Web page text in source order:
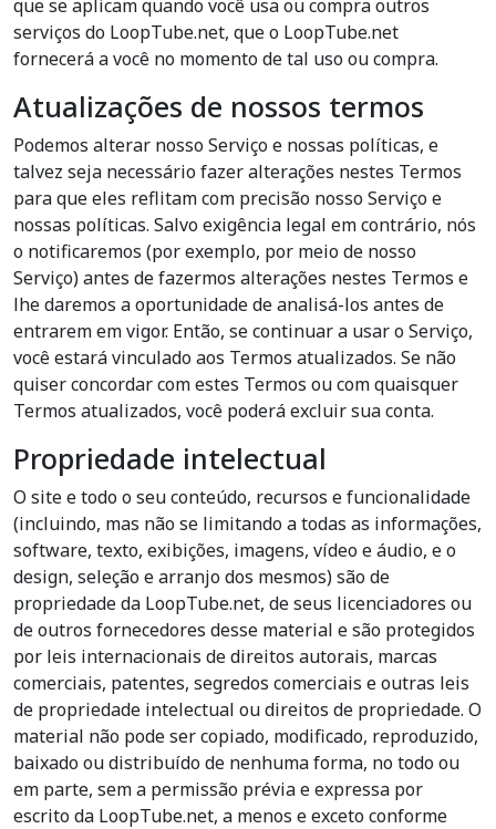
que se aplicam quando você usa ou compra outros
serviços do LoopTube.net, que o LoopTube.net
fornecerá a você no momento de tal uso ou compra.
Atualizações de nossos termos
Podemos alterar nosso Serviço e nossas políticas, e
talvez seja necessário fazer alterações nestes Termos
para que eles reflitam com precisão nosso Serviço e
nossas políticas. Salvo exigência legal em contrário, nós
o notificaremos (por exemplo, por meio de nosso
Serviço) antes de fazermos alterações nestes Termos e
lhe daremos a oportunidade de analisá-los antes de
entrarem em vigor. Então, se continuar a usar o Serviço,
você estará vinculado aos Termos atualizados. Se não
quiser concordar com estes Termos ou com quaisquer
Termos atualizados, você poderá excluir sua conta.
Propriedade intelectual
O site e todo o seu conteúdo, recursos e funcionalidade
(incluindo, mas não se limitando a todas as informações,
software, texto, exibições, imagens, vídeo e áudio, e o
design, seleção e arranjo dos mesmos) são de
propriedade da LoopTube.net, de seus licenciadores ou
de outros fornecedores desse material e são protegidos
por leis internacionais de direitos autorais, marcas
comerciais, patentes, segredos comerciais e outras leis
de propriedade intelectual ou direitos de propriedade. O
material não pode ser copiado, modificado, reproduzido,
baixado ou distribuído de nenhuma forma, no todo ou
em parte, sem a permissão prévia e expressa por
escrito da LoopTube.net, a menos e exceto conforme